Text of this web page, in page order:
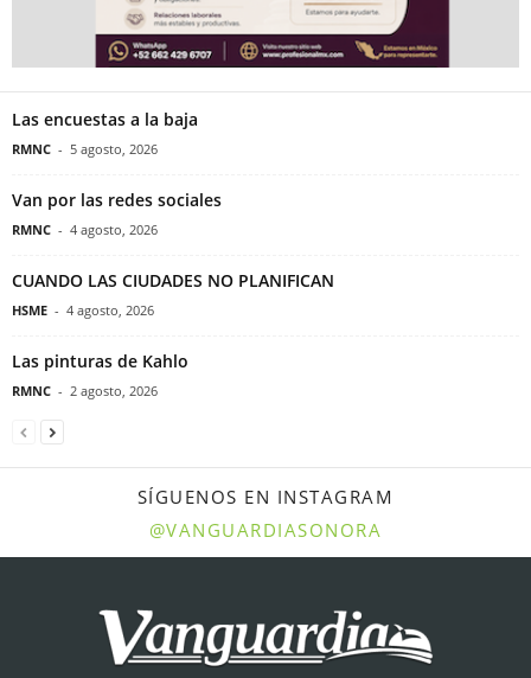
Las encuestas a la baja
RMNC - 5 agosto, 2026
Van por las redes sociales
RMNC - 4 agosto, 2026
CUANDO LAS CIUDADES NO PLANIFICAN
HSME - 4 agosto, 2026
Las pinturas de Kahlo
RMNC - 2 agosto, 2026
SÍGUENOS EN INSTAGRAM
@VANGUARDIASONORA